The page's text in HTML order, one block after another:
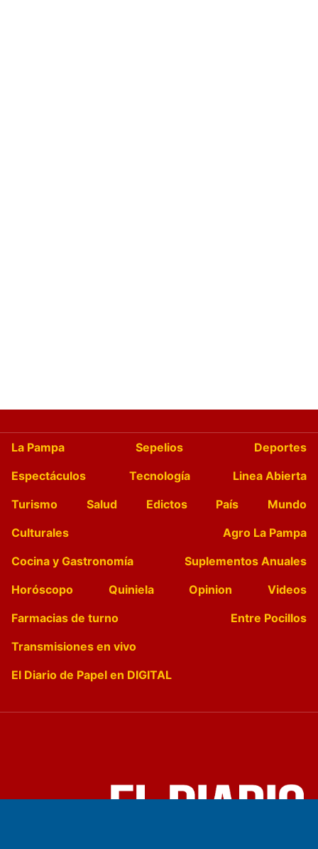
La Pampa Sepelios
Deportes
Espectáculos
Tecnología
Linea Abierta
Turismo
Salud Edictos País
Mundo
Culturales
Agro La Pampa
Cocina y Gastronomía
Suplementos Anuales
Horóscopo
Quiniela Opinion
Videos
Farmacias de turno
Entre Pocillos
Transmisiones en vivo
El Diario de Papel en DIGITAL